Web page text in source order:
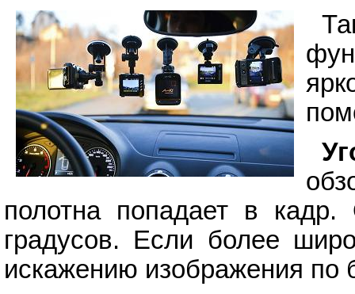
полотна попадает в
градусов. Если более
искажению изображения по